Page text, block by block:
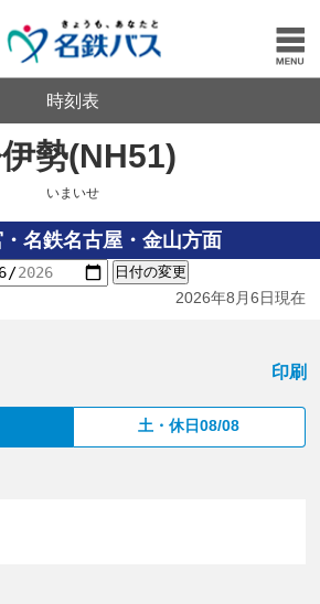
時刻表
勢(NH51)
いまいせ
名鉄名古屋・金山方面
日付の変更
2026年8月6日現在
印刷
土・休日08/08